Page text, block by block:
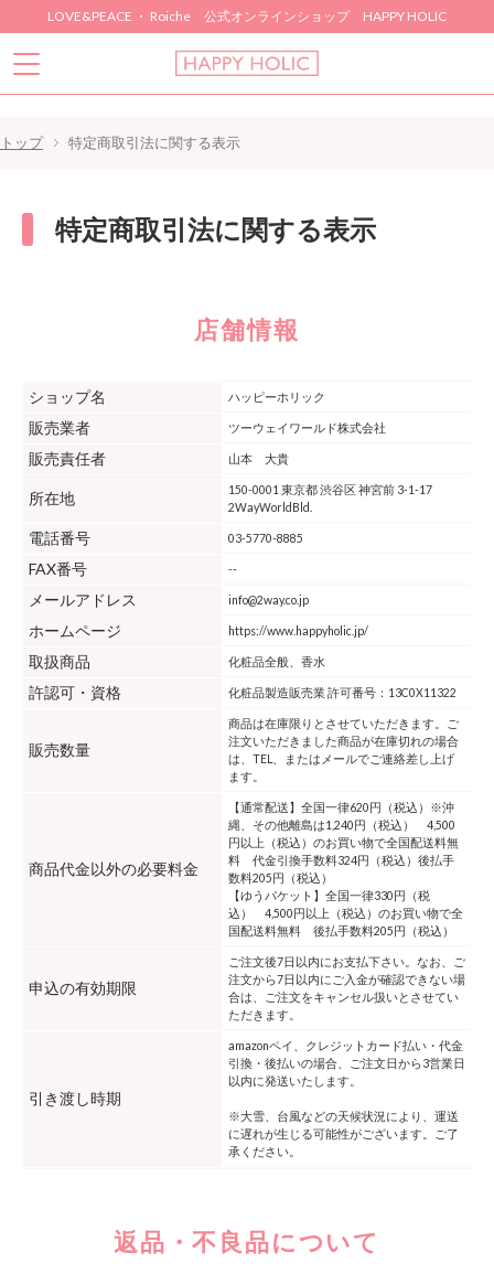
LOVE&PEACE ・ Roiche 公式オンラインショップ HAPPY HOLIC
トップ 特定商取引法に関する表示
特定商取引法に関する表示
店舗情報
ショップ名 ハッピーホリック
販売業者 ツーウェイワールド株式会社
販売責任者 山本 大貴
所在地
150-0001 東京都 渋谷区 神宮前 3-1-17
2WayWorldBld.
電話番号 03-5770-8885
FAX番号 --
メールアドレス info@2way.co.jp
ホームページ https://www.happyholic.jp/
取扱商品 化粧品全般、香水
許認可・資格 化粧品製造販売業 許可番号：13C0X11322
販売数量
商品は在庫限りとさせていただきます。ご
注文いただきました商品が在庫切れの場合
は、TEL、またはメールでご連絡差し上げ
ます。
商品代金以外の必要料金
【通常配送】全国一律620円（税込）※沖
縄、その他離島は1,240円（税込） 4,500
円以上（税込）のお買い物で全国配送料無
料 代金引換手数料324円（税込）後払手
数料205円（税込）
【ゆうパケット】全国一律330円（税
込） 4,500円以上（税込）のお買い物で全
国配送料無料 後払手数料205円（税込）
申込の有効期限
ご注文後7日以内にお支払下さい。なお、ご
注文から7日以内にご入金が確認できない場
合は、ご注文をキャンセル扱いとさせてい
ただきます。
引き渡し時期
amazonペイ、クレジットカード払い・代金
引換・後払いの場合、ご注文日から3営業日
以内に発送いたします。
※大雪、台風などの天候状況により、運送
に遅れが生じる可能性がございます。ご了
承ください。
返品・不良品について